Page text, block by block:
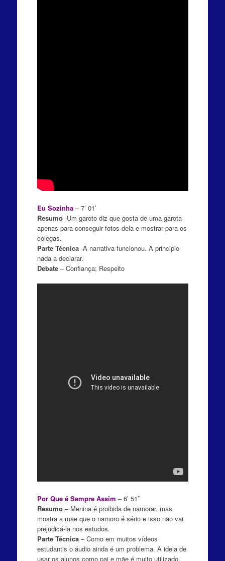
Eu Sozinha – 7’ 01’
Resumo-Um garoto diz que gosta de uma garota
apenas para conseguir fotos dela e mostrar para os
colegas.
Parte Técnica-A narrativa funcionou. A principio
nada a declarar.
Debate– Confiança; Respeito
Por Que é Sempre Assim – 6’ 51’’
Resumo – Menina é proibida de namorar, mas
mostra a mãe que o namoro é sério e isso não vai
prejudicá-la nos estudos.
Parte Técnica– Como em muitos vídeos
estudantis o áudio ainda é um problema. A ideia de
usar os alunos como pai e mãe é muito utilizado,